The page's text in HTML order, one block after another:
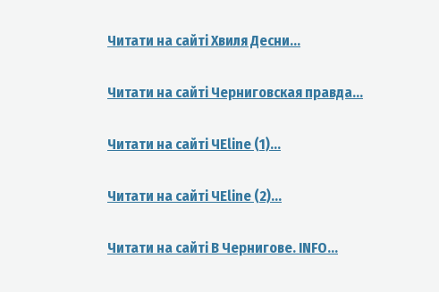
Читати на сайті Хвиля Десни...
Читати на сайті Черниговская правда...
Читати на сайті ЧЕline (1)...
Читати на сайті ЧЕline (2)...
Читати на сайті В Чернигове. INFO...